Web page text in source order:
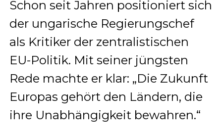
Schon seit Jahren positioniert sich
der ungarische Regierungschef
als Kritiker der zentralistischen
EU-Politik. Mit seiner jüngsten
Rede machte er klar: „Die Zukunft
Europas gehört den Ländern, die
ihre Unabhängigkeit bewahren.“